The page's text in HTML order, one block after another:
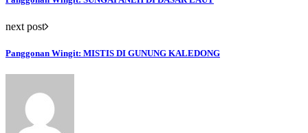
next post
Panggonan Wingit: MISTIS DI GUNUNG KALEDONG